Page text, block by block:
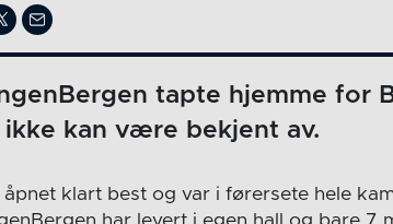
tapte hjemme for
ikke kan være bekjent av.
åpnet klart best og var i førersete hele